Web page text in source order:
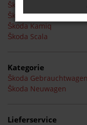
Škoda Octavia
Škoda Superb
Škoda Kamiq
Škoda Scala
Kategorie
Škoda Gebrauchtwagen
Škoda Neuwagen
Lieferservice